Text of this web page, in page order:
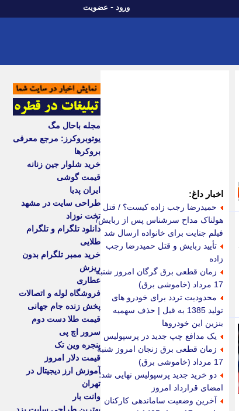
ورود - عضویت
اخبار داغ:
حمیدرضا رجب زاده کیست؟ / قتل
هولناک مداح سرشناس پس از ربایش/
فیلم جنایت برای خانواده ارسال شد
تأیید ربایش و قتل حمیدرضا رجب
زاده
زمان قطعی برق گرگان امروز شنبه
17 مرداد (خاموشی برق)
محدودیت تردد برای خودرو های
تولید 1385 به قبل | حذف سهمیه
بنزین این خودروها
یک مدافع چپ جدید در پرسپولیس
زمان قطعی برق زنجان امروز شنبه
17 مرداد (خاموشی برق)
دو خرید جدید پرسپولیس نهایی شد؛
امضای قرارداد امروز
آخرین وضعیت ساماندهی کارکنان
مجله باحال مگ
یوتوبروکرز: مرجع معرفی
بروکرها
خرید شلوار جین زنانه
قیمت گوشی
ایران پدیا
طراحی سایت در مشهد
تخت نوزاد
دانلود تلگرام و تلگرام
طلایی
خرید ممبر تلگرام بدون
ریزش
عطاری
فروشگاه لوله و اتصالات
پخش زنده جام جهانی
قیمت طلا دست دوم
سرور اچ پی
پنجره وین تک
قیمت دلار امروز
آموزش ارز دیجیتال در
تهران
وانت بار